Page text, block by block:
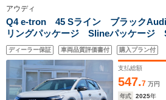
アウディ
Q4 e-tron 45 Sライン ブラック
リングパッケージ Slineパッケージ
パッケージ TVチューナー
ディーラー保証 車両品質評価書付 購入プラン付
支払総額
547.7 万円
年式
2025年